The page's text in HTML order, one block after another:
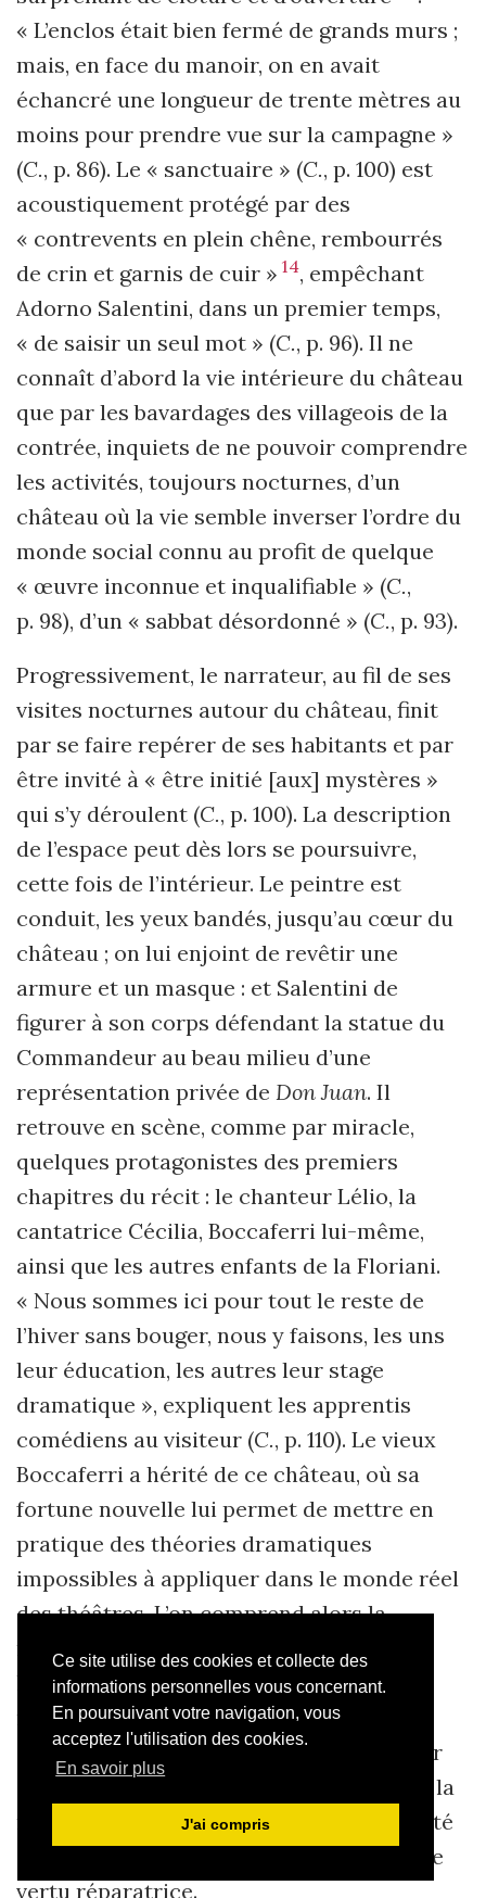
Ce site utilise des cookies et collecte des
informations personnelles vous concernant.
En poursuivant votre navigation, vous
acceptez l'utilisation des cookies.
En savoir plus
J'ai compris
« L’enclos était bien fermé de grands murs ;
mais, en face du manoir, on en avait
échancré une longueur de trente mètres au
moins pour prendre vue sur la campagne »
(C., p. 86). Le « sanctuaire » (C., p. 100) est
acoustiquement protégé par des
« contrevents en plein chêne, rembourrés
de crin et garnis de cuir » 14, empêchant
Adorno Salentini, dans un premier temps,
« de saisir un seul mot » (C., p. 96). Il ne
connaît d’abord la vie intérieure du château
que par les bavardages des villageois de la
contrée, inquiets de ne pouvoir comprendre
les activités, toujours nocturnes, d’un
château où la vie semble inverser l’ordre du
monde social connu au profit de quelque
« œuvre inconnue et inqualifiable » (C.,
p. 98), d’un « sabbat désordonné » (C., p. 93).
Progressivement, le narrateur, au fil de ses
visites nocturnes autour du château, finit
par se faire repérer de ses habitants et par
être invité à « être initié [aux] mystères »
qui s’y déroulent (C., p. 100). La description
de l’espace peut dès lors se poursuivre,
cette fois de l’intérieur. Le peintre est
conduit, les yeux bandés, jusqu’au cœur du
château ; on lui enjoint de revêtir une
armure et un masque : et Salentini de
figurer à son corps défendant la statue du
Commandeur au beau milieu d’une
représentation privée de Don Juan. Il
retrouve en scène, comme par miracle,
quelques protagonistes des premiers
chapitres du récit : le chanteur Lélio, la
cantatrice Cécilia, Boccaferri lui-même,
ainsi que les autres enfants de la Floriani.
« Nous sommes ici pour tout le reste de
l’hiver sans bouger, nous y faisons, les uns
leur éducation, les autres leur stage
dramatique », expliquent les apprentis
comé­diens au visiteur (C., p. 110). Le vieux
Boccaferri a hérité de ce château, où sa
fortune nouvelle lui permet de mettre en
pratique des théories dramatiques
impossibles à appliquer dans le monde réel
des théâtres. L’on comprend alors la
nécessité des premiers chapitres à
l’intérieur de l’économie « utopiste » du
récit : il fallait que le lecteur assistât à la
débâcle artistique du chanteur Lélio pour
qu’à ce « désordre antérieur » succède « la
mise en place d’un ordre »
nouveau, doté
d’une puissance critique autant que d’une
vertu réparatrice.